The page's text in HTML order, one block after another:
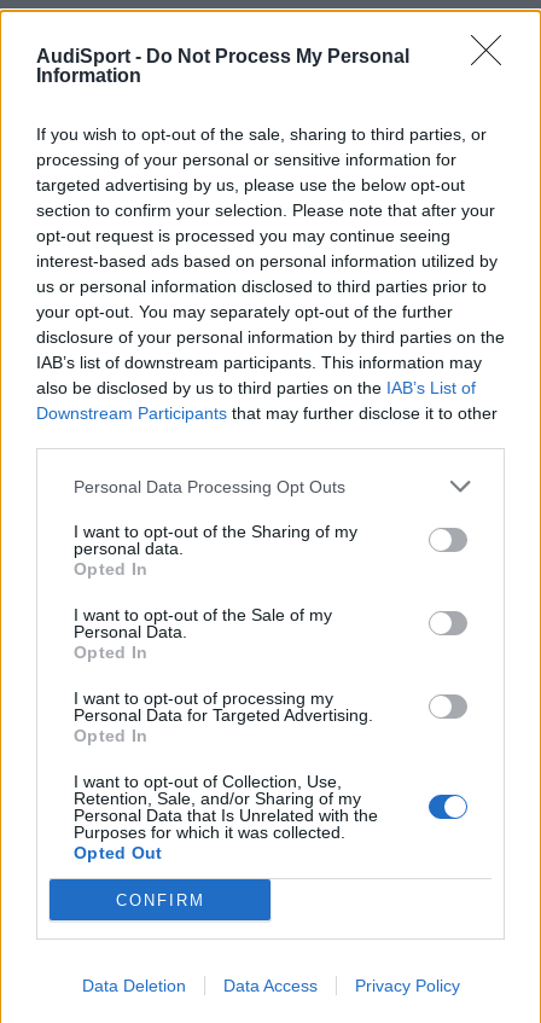
AudiSport - Do Not Process My Personal
Information
If you wish to opt-out of the sale, sharing to third parties, or
processing of your personal or sensitive information for
targeted advertising by us, please use the below opt-out
section to confirm your selection. Please note that after your
opt-out request is processed you may continue seeing
interest-based ads based on personal information utilized by
us or personal information disclosed to third parties prior to
your opt-out. You may separately opt-out of the further
disclosure of your personal information by third parties on the
IAB’s list of downstream participants. This information may
also be disclosed by us to third parties on the IAB’s List of
Downstream Participants that may further disclose it to other
Personal Data Processing Opt Outs
I want to opt-out of the Sharing of my
personal data.
Opted In
I want to opt-out of the Sale of my
Personal Data.
Opted In
I want to opt-out of processing my
Personal Data for Targeted Advertising.
Opted In
I want to opt-out of Collection, Use,
Retention, Sale, and/or Sharing of my
Personal Data that Is Unrelated with the
Purposes for which it was collected.
Opted Out
CONFIRM
Data Deletion Data Access Privacy Policy
Responder
suriengus
Publicado 18 de Agosto del 2016
Que desastre.... Se nos cae el coche a trozos. Jiji. Brilla porque es
una foto de aquel dia. Ahora le llovio barro.... Si lo veis va como
todos. Pero se lava facil. Eso si
Editado18 de Agosto del 2016por suriengus
Responder
19 de Agosto del 2016
Comprobado, se despegan los dos. Es una pieza de quita y pon
cada vez que haya que cambiar la luna, creo que irá con
ESTÁ AHÍ!!! Habria que poner un aviso en el título del tema de
"aviso, hilo no apto a paranoicos"
Responder
Kurtz68
Publicado
En 19/8/2016 a las 8:57, AxisN dijo:
pon cada vez que haya que cambiar la luna, creo que irá